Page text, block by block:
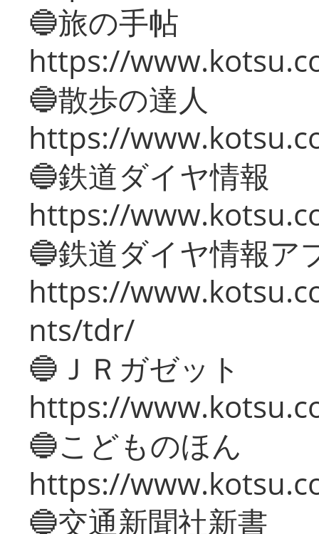
🔵旅の手帖
https://
🔵散歩の達人
https://
🔵鉄道ダイヤ情報
https://
🔵鉄道ダイヤ情報ア
https://
nts/tdr/
🔵ＪＲガゼット
https://
🔵こどものほん
https://
🔵交通新聞社新書